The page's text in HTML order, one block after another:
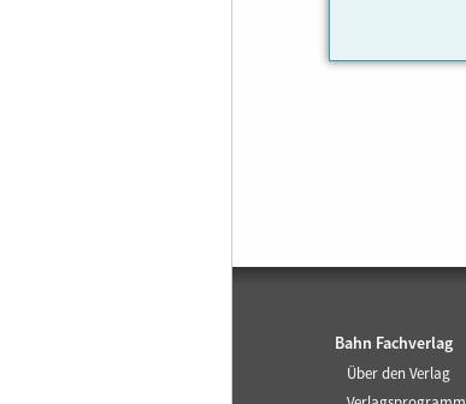
Bahn Fachverlag
Über den Verlag